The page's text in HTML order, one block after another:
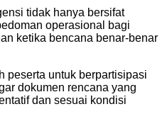
tidak hanya bersifat
operasional bagi
ketika bencana benar-benar
peserta untuk berpartisipasi
dokumen rencana yang
dan sesuai kondisi